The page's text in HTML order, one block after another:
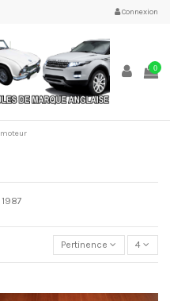
Connexion
0
moteur
Pertinence 4